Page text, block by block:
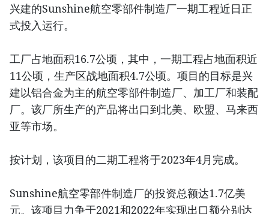
兴建的Sunshine航空零部件制造厂一期工程近日正
式投入运行。
工厂占地面积16.7公顷，其中，一期工程占地面积近
11公顷，生产区战地面积4.7公顷。项目的目标是兴
建以铝合金为主的航空零部件制造厂、加工厂和装配
厂。该厂所生产的产品将出口到北美、欧盟、马来西
亚等市场。
按计划，该项目的二期工程将于2023年4月完成。
Sunshine航空零部件制造厂的投资总额达1.7亿美
元。该项目力争于2021和2022年实现出口额分别达